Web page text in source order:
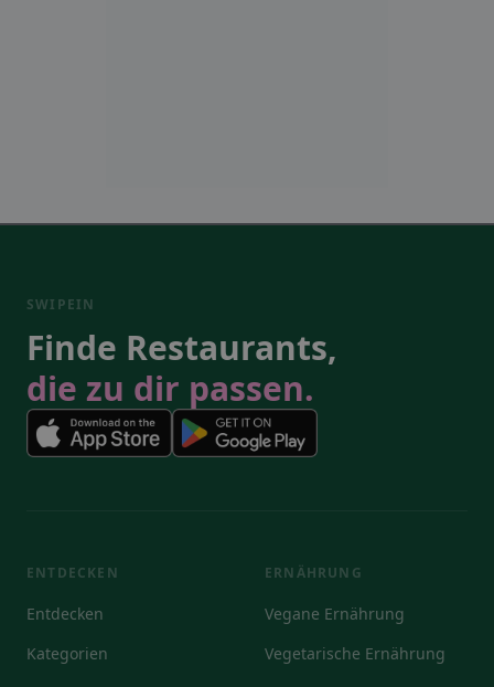
SWIPEIN
Finde Restaurants,
die zu dir passen.
ENTDECKEN
Entdecken
Kategorien
ERNÄHRUNG
Vegane Ernährung
Vegetarische Ernährung